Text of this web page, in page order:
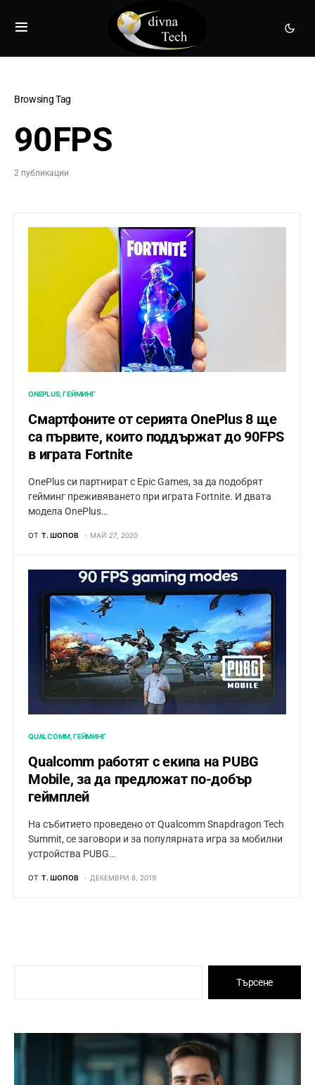
Browsing Tag
90FPS
2 публикации
ONEPLUS ГЕЙМИНГ
Смартфоните от серията OnePlus 8 ще
са първите, които поддържат до 90FPS
в играта Fortnite
OnePlus си партнират с Epic Games, за да подобрят
гейминг преживяването при играта Fortnite. И двата
модела OnePlus…
ОТ Т. ШОПОВ МАЙ 27, 2020
QUALCOMM ГЕЙМИНГ
Qualcomm работят с екипа на PUBG
Mobile, за да предложат по-добър
геймплей
На събитието проведено от Qualcomm Snapdragon Tech
Summit, се заговори и за популярната игра за мобилни
устройства PUBG…
ОТ Т. ШОПОВ ДЕКЕМВРИ 8, 2019
Търсене